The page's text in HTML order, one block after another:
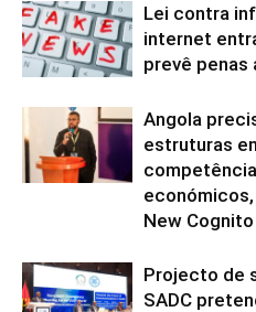
Lei contra
internet
prevê penas
Angola
estruturas
New Cognito
Projecto de
SADC